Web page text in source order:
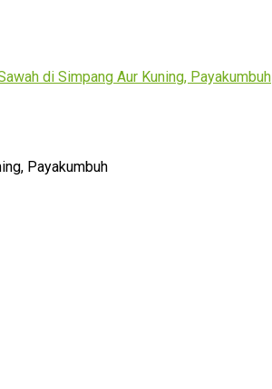
di Simpang Aur Kuning, Payakumbuh